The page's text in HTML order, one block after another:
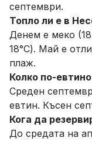
септември.
Топло ли е в
Денем е меко
18°C). Май е
плаж.
Колко по-
Среден
евтин. Късен
Кога да
До средата на